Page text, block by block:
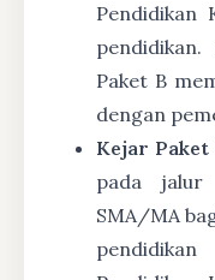
Pendidikan
Paket B
dengan
Kejar Paket
pada jalur
SMA/MA